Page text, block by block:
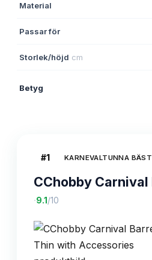
Material
Passar för
Storlek/höjd cm
Betyg
#1 KARNEVALTUNNA
CChobby
·9.1 /10